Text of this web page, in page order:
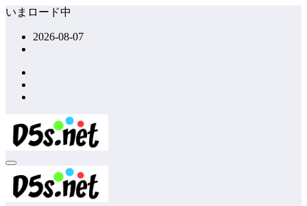
コ
ッ
プ
いまロード中
2026-08-07